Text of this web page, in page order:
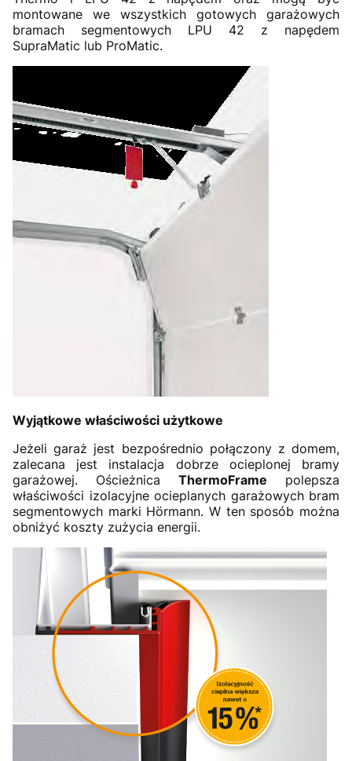
montowane we wszystkich gotowych garażowych
bramach segmentowych LPU 42 z napędem
SupraMatic lub ProMatic.
Wyjątkowe właściwości użytkowe
Jeżeli garaż jest bezpośrednio połączony z domem,
zalecana jest instalacja dobrze ocieplonej bramy
garażowej. Ościeżnica ThermoFrame polepsza
właściwości izolacyjne ocieplanych garażowych bram
segmentowych marki Hörmann. W ten sposób można
obniżyć koszty zużycia energii.